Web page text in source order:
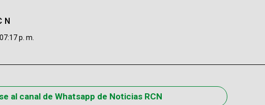
07:17 p. m.
al canal de Whatsapp de Noticias RCN